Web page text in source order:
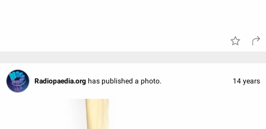
Radiopaedia.org has published a photo. 14 years